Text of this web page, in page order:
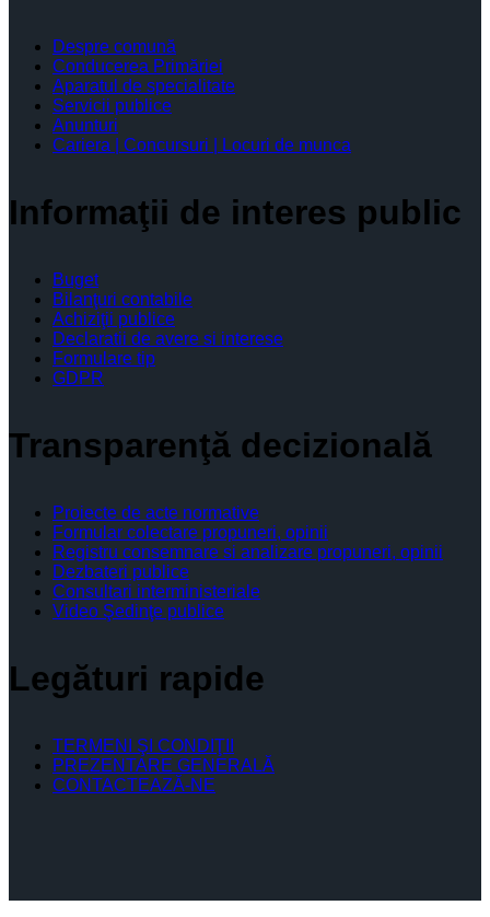
Despre comună
Conducerea Primăriei
Aparatul de specialitate
Servicii publice
Anunturi
Cariera | Concursuri | Locuri de munca
Informaţii de interes public
Buget
Bilanţuri contabile
Achiziţii publice
Declaratii de avere si interese
Formulare tip
GDPR
Transparenţă decizională
Proiecte de acte normative
Formular colectare propuneri, opinii
Registru consemnare si analizare propuneri, opinii
Dezbateri publice
Consultari interministeriale
Video Şedinţe publice
Legături rapide
TERMENI ŞI CONDIŢII
PREZENTARE GENERALĂ
CONTACTEAZĂ-NE